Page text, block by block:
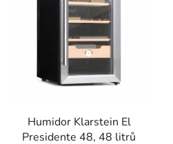
Humidor Klarstein El
Presidente 48, 48 litrů